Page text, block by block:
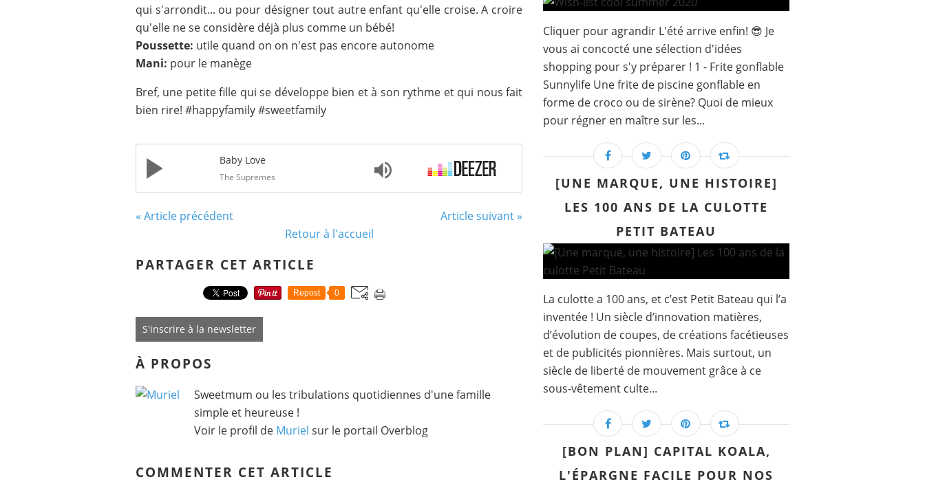
qui s'arrondit... ou pour désigner tout autre enfant qu'elle croise. A croire
qu'elle ne se considère déjà plus comme un bébé!
Poussette: utile quand on on n'est pas encore autonome
Mani: pour le manège
Bref, une petite fille qui se développe bien et à son rythme et qui nous fait
bien rire! #happyfamily #sweetfamily
Baby Love
The Supremes
« Article précédent
Article suivant »
Retour à l'accueil
PARTAGER CET ARTICLE
Repost 0
S'inscrire à la newsletter
À PROPOS
Sweetmum ou les tribulations quotidiennes d'une famille
simple et heureuse !
Voir le profil de Muriel sur le portail Overblog
COMMENTER CET ARTICLE
Cliquer pour agrandir L'été arrive enfin! 😎 Je
vous ai concocté une sélection d'idées
shopping pour s'y préparer ! 1 - Frite gonflable
Sunnylife Une frite de piscine gonflable en
forme de croco ou de sirène? Quoi de mieux
pour régner en maître sur les...
[UNE MARQUE, UNE HISTOIRE]
LES 100 ANS DE LA CULOTTE
PETIT BATEAU
La culotte a 100 ans, et c’est Petit Bateau qui l’a
inventée ! Un siècle d’innovation matières,
d’évolution de coupes, de créations facétieuses
et de publicités pionnières. Mais surtout, un
siècle de liberté de mouvement grâce à ce
sous-vêtement culte...
[BON PLAN] CAPITAL KOALA,
L'ÉPARGNE FACILE POUR NOS